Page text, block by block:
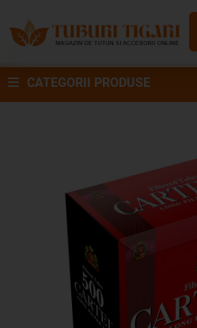
CATEGORII PRODUSE